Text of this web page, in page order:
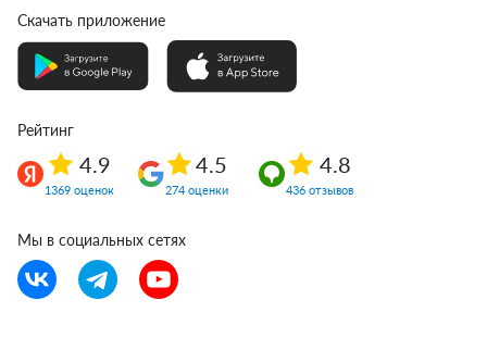
Скачать приложение
Рейтинг
4.9
1369 оценок
4.5
274 оценки
4.8
436 отзывов
Мы в социальных сетях